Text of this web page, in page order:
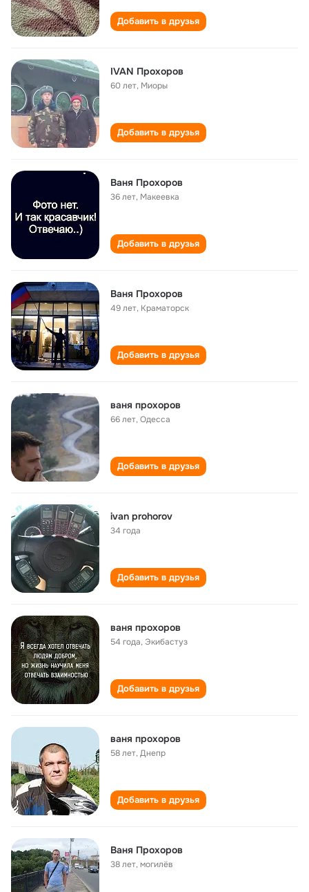
Добавить в друзья
IVAN Прохоров
60 лет, Миоры
Добавить в друзья
Ваня Прохоров
36 лет, Макеевка
Добавить в друзья
Ваня Прохоров
49 лет, Краматорск
Добавить в друзья
ваня прохоров
66 лет,Одесса
Добавить в друзья
ivan prohorov
34 года
Добавить в друзья
ваня прохоров
54 года, Экибастуз
Добавить в друзья
ваня прохоров
58 лет,Днепр
Добавить в друзья
Ваня Прохоров
38 лет,могилёв